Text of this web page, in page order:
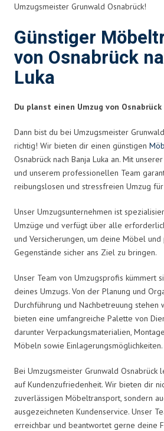
Umzugsmeister Grunwald Osnabrück!
Günstiger
von Osnabrück
Luka
Du planst einen Umzug von Osnabrück
Dann bist du bei Umzugsmeister
richtig! Wir bieten dir einen günstigen
Osnabrück nach Banja Luka an. Mit
und unserem professionellen Team
reibungslosen und stressfreien Umzug
Unser Umzugsunternehmen ist
Umzüge und verfügt über alle
und Versicherungen, um deine Möbel und
Gegenstände sicher ans Ziel zu bringen.
Unser Team von Umzugsprofis kümmert
deines Umzugs. Von der Planung und
Durchführung und Nachbetreuung stehen
bieten eine umfangreiche Palette von
darunter Verpackungsmaterialien,
Möbeln sowie Einlagerungsmöglichkeiten.
Bei Umzugsmeister Grunwald
auf Kundenzufriedenheit. Wir bieten dir
zuverlässigen Möbeltransport, sondern
ausgezeichneten Kundenservice. Unser
erreichbar und beantwortet gerne deine